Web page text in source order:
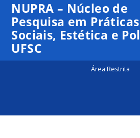
NUPRA – Núcleo de
Pesquisa em Práticas
Sociais, Estética e
UFSC
Área Restrita